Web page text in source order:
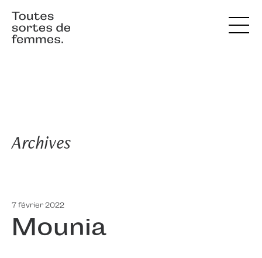
Archives
7 février 2022
Mounia